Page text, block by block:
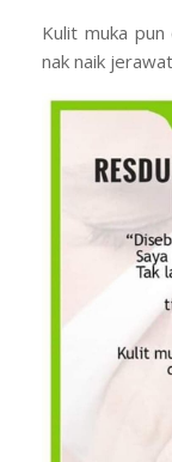
Kulit muka
nak naik